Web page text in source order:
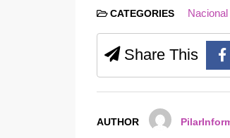
CATEGORIES Nacional
Share This
AUTHOR